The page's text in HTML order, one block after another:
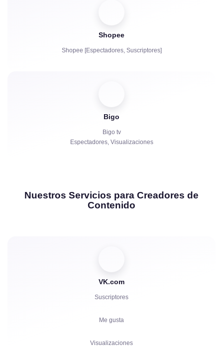
Shopee
Shopee [Espectadores, Suscriptores]
Bigo
Bigo tv
Espectadores, Visualizaciones
Nuestros Servicios para Creadores de
Contenido
VK.com
Suscriptores
Me gusta
Visualizaciones